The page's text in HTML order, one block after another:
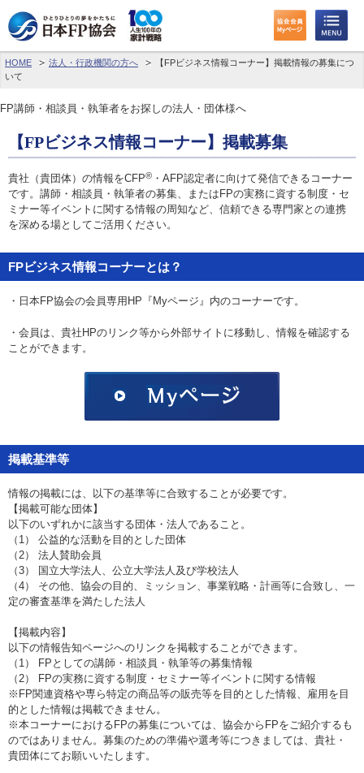
HOME 法人・行政機関の方へ
【FPビジネス情報コーナー】掲載情報の募集につ
いて
FP講師・相談員・執筆者をお探しの法人・団体様へ
【FPビジネス情報コーナー】掲載募集
貴社（貴団体）の情報をCFP® ・AFP認定者に向けて発信できるコーナー
です。講師・相談員・執筆者の募集、またはFPの実務に資する制度・セ
ミナー等イベントに関する情報の周知など、信頼できる専門家との連携
を深める場としてご活用ください。
FPビジネス情報コーナーとは？
・日本FP協会の会員専用HP『Myページ』内のコーナーです。
・会員は、貴社HPのリンク等から外部サイトに移動し、情報を確認する
ことができます。
掲載基準等
情報の掲載には、以下の基準等に合致することが必要です。
【掲載可能な団体】
以下のいずれかに該当する団体・法人であること。
（1） 公益的な活動を目的とした団体
（2） 法人賛助会員
（3） 国立大学法人、公立大学法人及び学校法人
（4） その他、協会の目的、ミッション、事業戦略・計画等に合致し、一
定の審査基準を満たした法人
【掲載内容】
以下の情報告知ページへのリンクを掲載することができます。
（1） FPとしての講師・相談員・執筆等の募集情報
（2） FPの実務に資する制度・セミナー等イベントに関する情報
※FP関連資格や専ら特定の商品等の販売等を目的とした情報、雇用を目
的とした情報は掲載できません。
※本コーナーにおけるFPの募集については、協会からFPをご紹介するも
のではありません。募集のための準備や選考等につきましては、貴社・
貴団体にてお願いいたします。